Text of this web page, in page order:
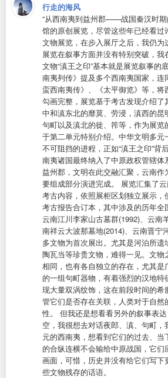
行走的海风
“从西南夷到益州郡——战国秦汉时期
馆的原创展览，尽管这些年已经看过
文物展览，在步入展厅之后，我仍为
展览在叙事方面并没有特别突破，我
文物“滇王之印”基本就是展览叙事的
南夷列传》提及多个西南夷国家，
蛮西南夷传》、《太平御览》等，将
勾画完整，展览基于考古发现介绍了
中和滇东北的靡莫、劳浸，滇西的昆
句町以及滇北的徙、筰等，作为展览
于第二单元特别介绍。中华文明多元
不可阻挡的进程，正如“滇王之印”背
南夷诸国最终纳入了中原政权管辖体
益州郡，文明在此交融汇聚，云南作
要组成部分演进完成。 展览汇集了
考古内容，依照展柜区划独立展示，
考古报告合订本，其中涉及的历年全
云南江川李家山古墓群(1992)、云南
南祥云大波那墓地(2014)、云南晋宁
多文物为首次展出。尤其是河泊所遗
陶瓦当等珍贵文物，难得一见。文物
相同，也有各自独立的存在，尤其是
的一组句町器物，有着强烈的汉地
现大量双涡纹饰，这在前段时间的希
管它们是否存在关联，人类对于自然
性。 但我还是想看看另外的叙事表
空，我很想去对话夜郎、滇、句町，
元的西南夷，想看到它们的过去、当
的合纵连横不会输给中原战国，它们
画面，可惜，历史并没有给它们写下
些文物残存的话语。